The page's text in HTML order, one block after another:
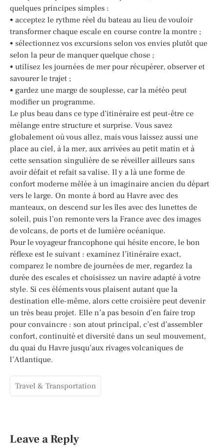
quelques principes simples :
• acceptez le rythme réel du bateau au lieu de vouloir
transformer chaque escale en course contre la montre ;
• sélectionnez vos excursions selon vos envies plutôt que
selon la peur de manquer quelque chose ;
• utilisez les journées de mer pour récupérer, observer et
savourer le trajet ;
• gardez une marge de souplesse, car la météo peut
modifier un programme.
Le plus beau dans ce type d’itinéraire est peut-être ce
mélange entre structure et surprise. Vous savez
globalement où vous allez, mais vous laissez aussi une
place au ciel, à la mer, aux arrivées au petit matin et à
cette sensation singulière de se réveiller ailleurs sans
avoir défait et refait sa valise. Il y a là une forme de
confort moderne mêlée à un imaginaire ancien du départ
vers le large. On monte à bord au Havre avec des
manteaux, on descend sur les îles avec des lunettes de
soleil, puis l’on remonte vers la France avec des images
de volcans, de ports et de lumière océanique.
Pour le voyageur francophone qui hésite encore, le bon
réflexe est le suivant : examinez l’itinéraire exact,
comparez le nombre de journées de mer, regardez la
durée des escales et choisissez un navire adapté à votre
style. Si ces éléments vous plaisent autant que la
destination elle-même, alors cette croisière peut devenir
un très beau projet. Elle n’a pas besoin d’en faire trop
pour convaincre : son atout principal, c’est d’assembler
confort, continuité et diversité dans un seul mouvement,
du quai du Havre jusqu’aux rivages volcaniques de
l’Atlantique.
Travel & Transportation
Leave a Reply